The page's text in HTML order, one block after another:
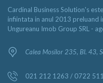
Cardinal Business Solution's
infiintata in anul 2013 preluand
Ungureanu Imob Group SRL -
Calea Mosilor 235, Bl. 43,
021 212 1263 / 0722